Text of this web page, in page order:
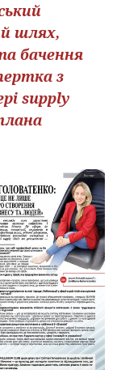
шлях,
бачення
з
supply